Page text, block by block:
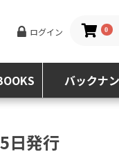
ログイン 0
バックナ
日発行